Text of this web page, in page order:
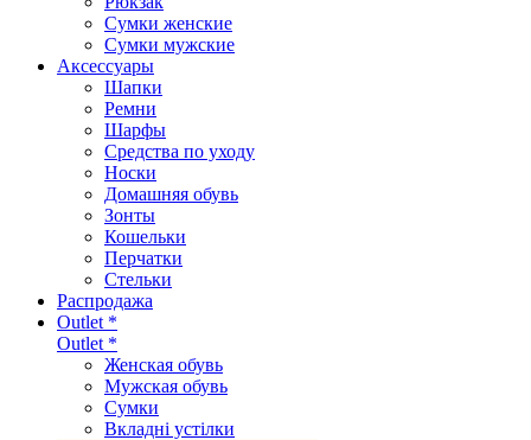
Сумки женские
Сумки мужские
Аксеcсуары
Шапки
Ремни
Шарфы
Средства по уходу
Носки
Домашняя обувь
Зонты
Кошельки
Перчатки
Стельки
Распродажа
Outlet *
Outlet *
Женская обувь
Мужская обувь
Сумки
Вкладні устілки